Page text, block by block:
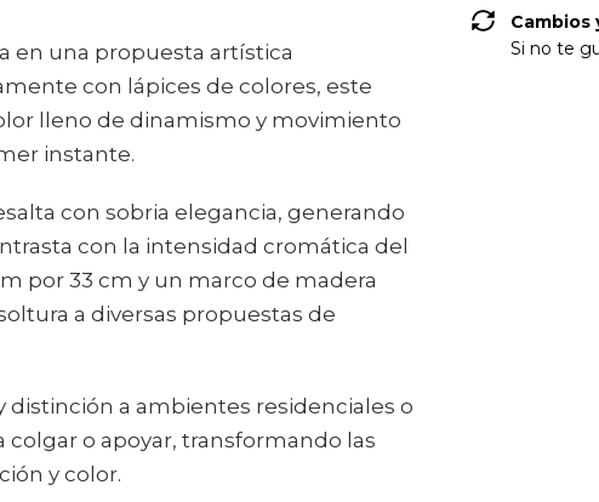
en una propuesta artística
con lápices de colores, este
lleno de dinamismo y movimiento
instante.
con sobria elegancia, generando
con la intensidad cromática del
por 33 cm y un marco de madera
a diversas propuestas de
distinción a ambientes residenciales o
colgar o apoyar, transformando las
y color.
Cambios
Si no te